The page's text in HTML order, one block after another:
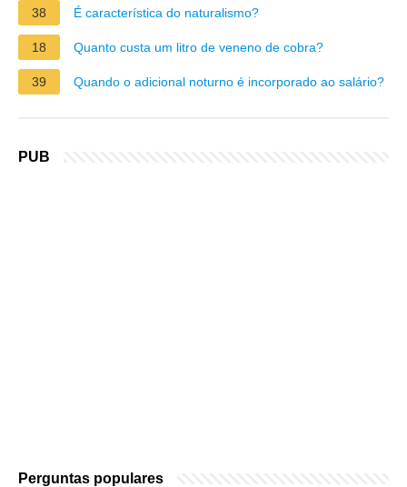
38 É característica do naturalismo?
18 Quanto custa um litro de veneno de cobra?
39 Quando o adicional noturno é incorporado ao salário?
PUB
Perguntas populares